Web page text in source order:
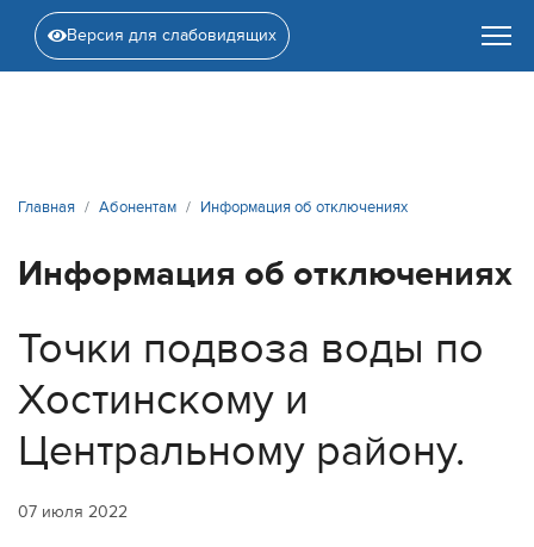
Версия для слабовидящих
Главная Абонентам Информация об отключениях
Информация об отключениях
Точки подвоза воды по
Хостинскому и
Центральному району.
07 июля 2022